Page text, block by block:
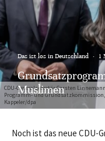
CDU-Generalsekretär Carsten
Programm- und Grundsatzkommission,
Kappeler/dpa
Das ist los in Deutschland · 1
Muslimen
Noch ist das neue CDU-